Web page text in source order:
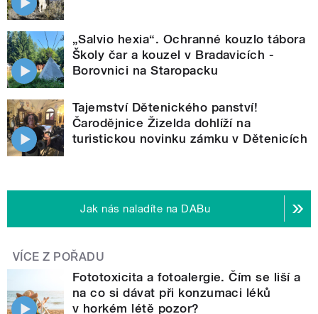
„Salvio hexia“. Ochranné kouzlo tábora
Školy čar a kouzel v Bradavicích -
Borovnici na Staropacku
Tajemství Dětenického panství!
Čarodějnice Žizelda dohlíží na
turistickou novinku zámku v Dětenicích
Jak nás naladíte na DABu
VÍCE Z POŘADU
Fototoxicita a fotoalergie. Čím se liší a
na co si dávat při konzumaci léků
v horkém létě pozor?